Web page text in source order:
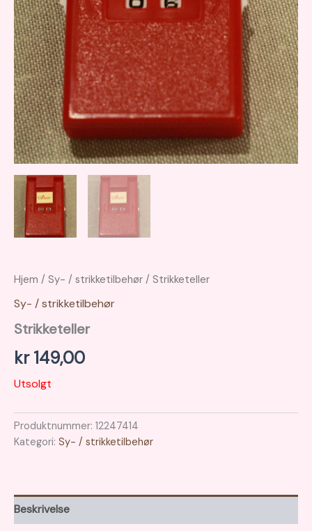
Hjem / Sy- / strikketilbehør / Strikketeller
Sy- / strikketilbehør
Strikketeller
kr149,00
Utsolgt
Produktnummer: 12247414
Kategori: Sy- / strikketilbehør
Beskrivelse